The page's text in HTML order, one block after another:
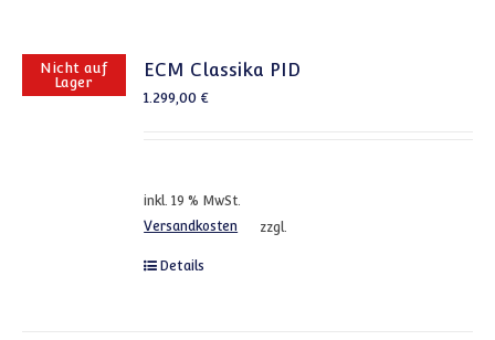
Nicht auf
Lager
ECM Classika PID
1.299,00€
inkl. 19 % MwSt.
zzgl.
Versandkosten
Details